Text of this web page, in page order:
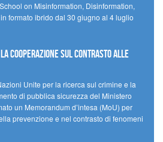
on Misinformation, Disinformation,
formato ibrido dal 30 giugno al 4 luglio
la cooperazione sul contrasto alle
Unite per la ricerca sul crimine e la
di pubblica sicurezza del Ministero
un Memorandum d’intesa (MoU) per
prevenzione e nel contrasto di fenomeni